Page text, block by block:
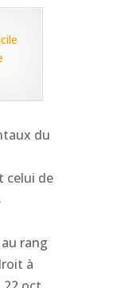
du
celui de
rang
à